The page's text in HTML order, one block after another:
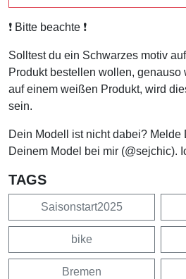
❗️ Bitte beachte ❗️
Solltest du ein Schwarzes motiv
Produkt bestellen wollen,
auf einem weißen Produkt, wird
sein.
Dein Modell ist nicht dabei? Melde
Deinem Model bei mir (@sejchic).
TAGS
Saisonstart2025
bike
Bremen